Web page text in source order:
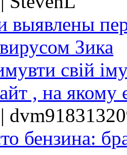
выявлены
Зика
свій
, на якому
бензина: